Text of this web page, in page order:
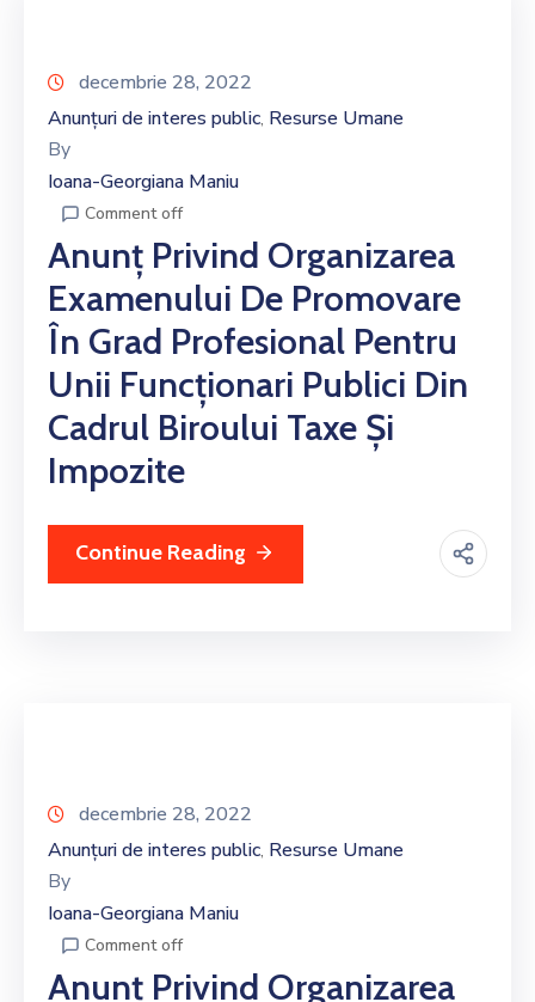
decembrie 28, 2022
Anunțuri de interes public‚ Resurse Umane
By
Ioana-Georgiana Maniu
Comment off
Anunț Privind Organizarea
Examenului De Promovare
În Grad Profesional Pentru
Unii Funcționari Publici Din
Cadrul Biroului Taxe Și
Impozite
Continue Reading
decembrie 28, 2022
Anunțuri de interes public‚ Resurse Umane
By
Ioana-Georgiana Maniu
Comment off
Anunț Privind Organizarea